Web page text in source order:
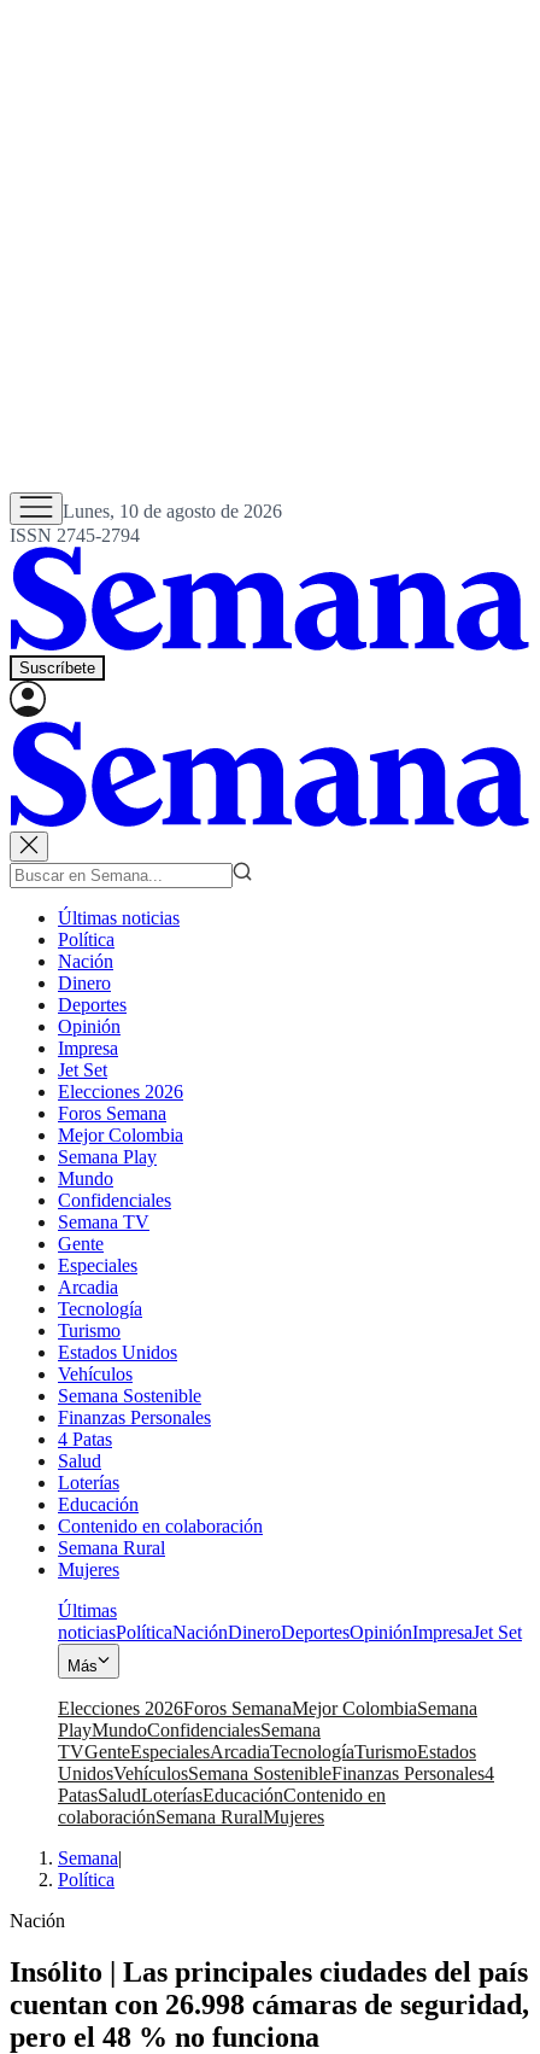
Lunes, 10 de agosto de 2026
ISSN 2745-2794
Suscríbete
Últimas noticias
Política
Nación
Dinero
Deportes
Opinión
Impresa
Jet Set
Elecciones 2026
Foros Semana
Mejor Colombia
Semana Play
Mundo
Confidenciales
Semana TV
Gente
Especiales
Arcadia
Tecnología
Turismo
Estados Unidos
Vehículos
Semana Sostenible
Finanzas Personales
4 Patas
Salud
Loterías
Educación
Contenido en colaboración
Semana Rural
Mujeres
Últimas
noticiasPolíticaNaciónDineroDeportesOpiniónImpresaJet Set
Más
Elecciones 2026Foros SemanaMejor ColombiaSemana
PlayMundoConfidencialesSemana
TVGenteEspecialesArcadiaTecnologíaTurismoEstados
UnidosVehículosSemana SostenibleFinanzas Personales4
PatasSaludLoteríasEducaciónContenido en
colaboraciónSemana RuralMujeres
Semana|
Política
Nación
Insólito | Las principales ciudades del país
cuentan con 26.998 cámaras de seguridad,
pero el 48 % no funciona